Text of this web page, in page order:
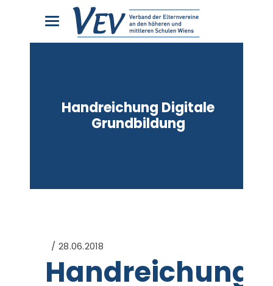
Handreichung Digitale
Grundbildung
28.06.2018
Handreichung